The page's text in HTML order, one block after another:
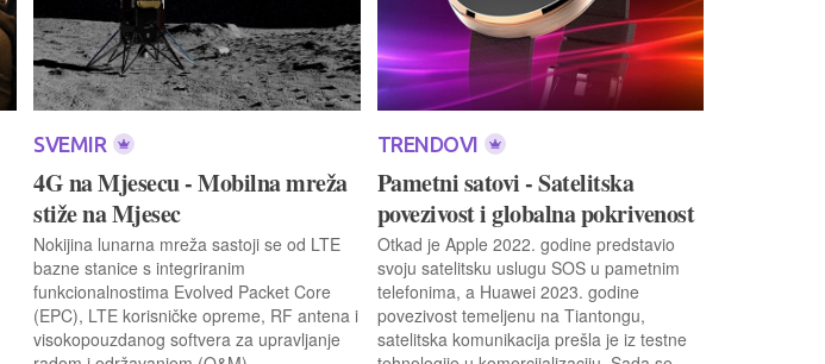
SVEMIR
4G na Mjesecu - Mobilna mreža
stiže na Mjesec
Nokijina lunarna mreža sastoji se od LTE
bazne stanice s integriranim
funkcionalnostima Evolved Packet Core
(EPC), LTE korisničke opreme, RF antena i
visokopouzdanog softvera za upravljanje
TRENDOVI
Pametni satovi - Satelitska
povezivost i globalna pokrivenost
Otkad je Apple 2022. godine predstavio
svoju satelitsku uslugu SOS u pametnim
telefonima, a Huawei 2023. godine
povezivost temeljenu na Tiantongu,
satelitska komunikacija prešla je iz testne